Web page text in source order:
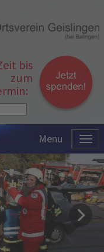
bis
zum
Menu